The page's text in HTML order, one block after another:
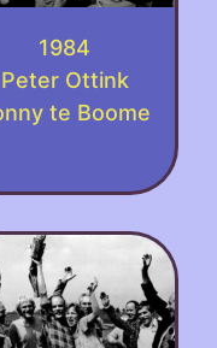
1984
Peter Ottink
te Boome